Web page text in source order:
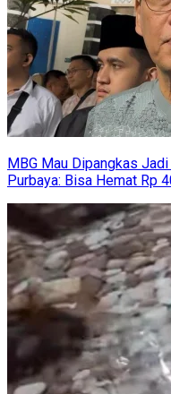
MBG Mau Dipangkas
Purbaya: Bisa Hemat Rp